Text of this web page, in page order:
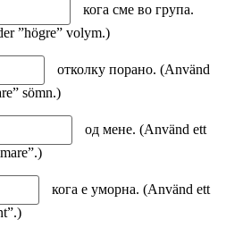
кога сме во група.
”högre” volym.)
отколку порано. (Använd
sömn.)
од мене. (Använd ett
кога е уморна. (Använd ett